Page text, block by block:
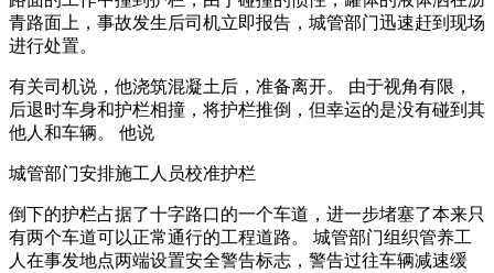
青路面上，事故发生后司机立即报告，城管部门迅速赶到现场
进行处置。
有关司机说，他浇筑混凝土后，准备离开。 由于视角有限，
后退时车身和护栏相撞，将护栏推倒，但幸运的是没有碰到其
他人和车辆。 他说
城管部门安排施工人员校准护栏
倒下的护栏占据了十字路口的一个车道，进一步堵塞了本来只
有两个车道可以正常通行的工程道路。 城管部门组织管养工
人在事发地点两端设置安全警告标志，警告过往车辆减速缓